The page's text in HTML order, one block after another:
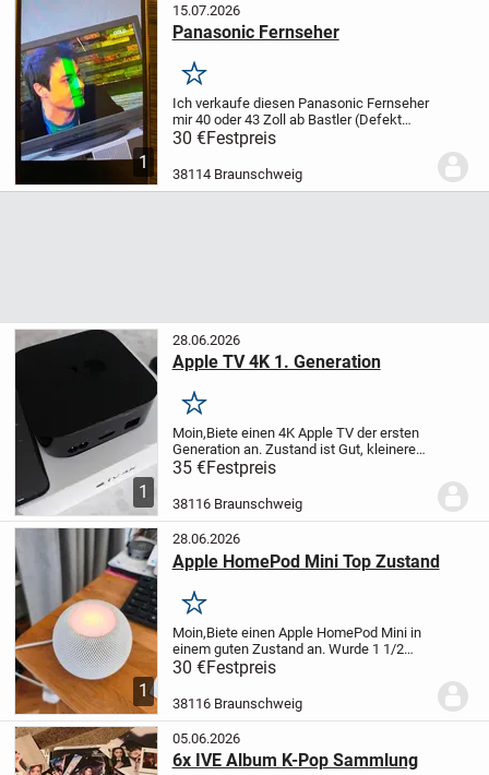
1
15.07.2026
Panasonic Fernseher
Merken
Ich verkaufe diesen Panasonic Fernseher
mir 40 oder 43 Zoll ab Bastler (Defekt
siehe Foto).Nur an
Selbstabholer.
Garantie oder Rücknahme.
30 €Festpreis
38114 Braunschweig
1
28.06.2026
Apple TV 4K 1. Generation
Merken
Moin,Biete einen 4K Apple TV der ersten
Generation an. Zustand ist Gut, kleinere
Gebrauchsspuren vorhanden. Funktioniert
einwandfrei.
Ernstgemeinte/Seriöse
35 €Festpreis
38116 Braunschweig
1
28.06.2026
Apple HomePod Mini Top Zustand
Merken
Moin,Biete einen Apple HomePod Mini in
einem guten Zustand an. Wurde 1 1/2
Jahre genutzt, funktioniert
einwandfrei.
etc.)Kleinere Gebrauchsspuren wie kleine
Kratzer...
30 €Festpreis
38116 Braunschweig
05.06.2026
6x IVE Album K-Pop Sammlung